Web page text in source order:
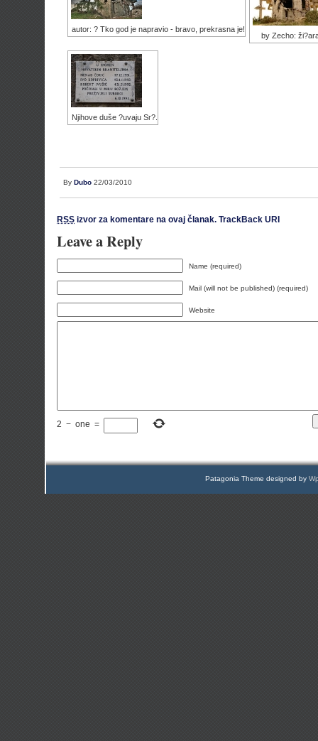
autor: ? Tko god je napravio - bravo, prekrasna je!
by Zecho:
Njihove duše ?uvaju Sr?.
By Dubo 22/03/2010
RSS izvor za komentare na ovaj članak. TrackBack URI
Leave a Reply
Name (required)
Mail (will not be published) (required)
Website
2 − one =
Patagonia Theme designed by